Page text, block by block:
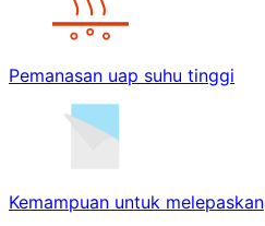
Pemanasan uap suhu tinggi
Kemampuan untuk melepaskan